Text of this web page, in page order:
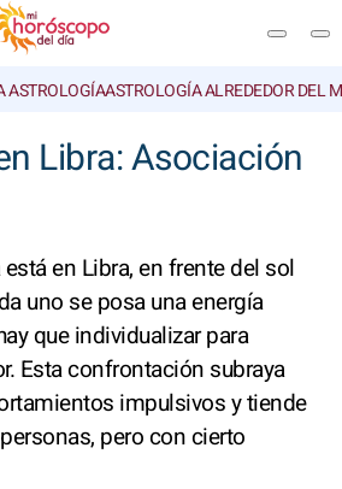
ASTROLOGÍAASTROLOGÍA ALREDEDOR DEL
Libra: Asociación
en Libra, en frente del sol
uno se posa una energía
que individualizar para
Esta confrontación subraya
impulsivos y tiende
pero con cierto